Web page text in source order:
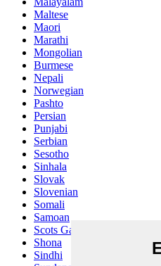
Maltese
Maori
Marathi
Mongolian
Burmese
Nepali
Norwegian
Pashto
Persian
Punjabi
Serbian
Sesotho
Sinhala
Slovak
Slovenian
Somali
Samoan
Scots Gaelic
Shona
Sindhi